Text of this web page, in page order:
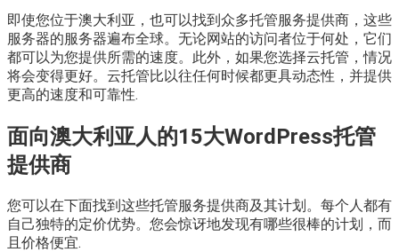
即使您位于澳大利亚，也可以找到众多托管服务提供商，这些
服务器的服务器遍布全球。无论网站的访问者位于何处，它们
都可以为您提供所需的速度。此外，如果您选择云托管，情况
将会变得更好。云托管比以往任何时候都更具动态性，并提供
更高的速度和可靠性.
面向澳大利亚人的15大WordPress托管
提供商
您可以在下面找到这些托管服务提供商及其计划。每个人都有
自己独特的定价优势。您会惊讶地发现有哪些很棒的计划，而
且价格便宜.